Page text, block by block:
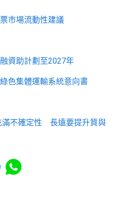
市場流動性建議
資助計劃至2027年
色集體運輸系統意向書
滿不確定性 長遠要提升質與
to Facebook
Share to WhatsApp